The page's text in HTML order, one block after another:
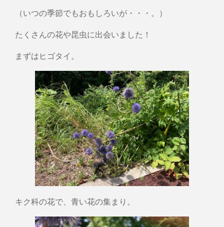
（いつの季節でもおもしろいが・・・。）
たくさんの花や昆虫に出会いました！
まずはヒゴタイ。
キク科の花で、青い花の集まり。